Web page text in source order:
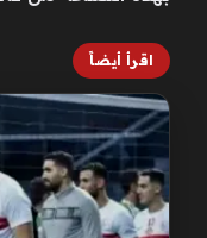
اقرأ أيضاً